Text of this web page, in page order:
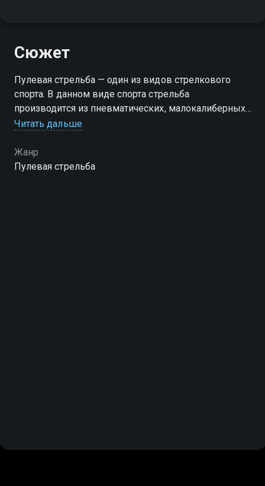
Сюжет
Пулевая стрельба — один из видов стрелкового
спорта. В данном виде спорта стрельба
производится из пневматических, малокалиберных
и крупнокалиберных винтовок и пистолетов
Читать дальше
Жанр
Пулевая стрельба